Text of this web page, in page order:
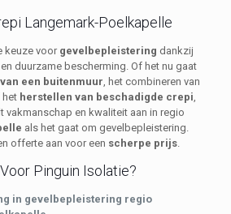
Langemark-Poelkapelle
keuze voor gevelbepleistering dankzij
duurzame bescherming. Of het nu gaat
een buitenmuur , het combineren van
het herstellen van beschadigde crepi
vakmanschap en kwaliteit aan in regio
als het gaat om gevelbepleistering.
offerte aan voor een scherpe prijs.
Pinguin Isolatie?
in gevelbepleistering regio